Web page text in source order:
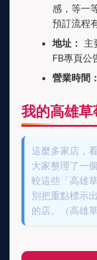
感，等一
預訂流程
地址： 主
FB專頁公
營業時間：
我的高雄
這麼多家店，
大家整理了一
較這些「高雄
別把重點標示
的店。（高雄